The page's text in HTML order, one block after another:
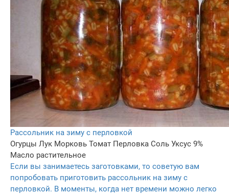
Рассольник на зиму с перловкой
Огурцы Лук Морковь Томат Перловка Соль Уксус 9%
Масло растительное
Если вы занимаетесь заготовками, то советую вам
попробовать приготовить рассольник на зиму с
перловкой. В моменты, когда нет времени можно легко